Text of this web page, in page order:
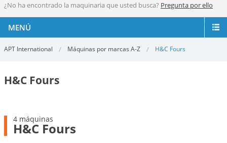
¿No ha encontrado la maquinaria que usted busca? Pregunta por ello
MENÚ
APT International Máquinas por marcas A-Z H&C Fours
H&C Fours
4 máquinas
H&C Fours